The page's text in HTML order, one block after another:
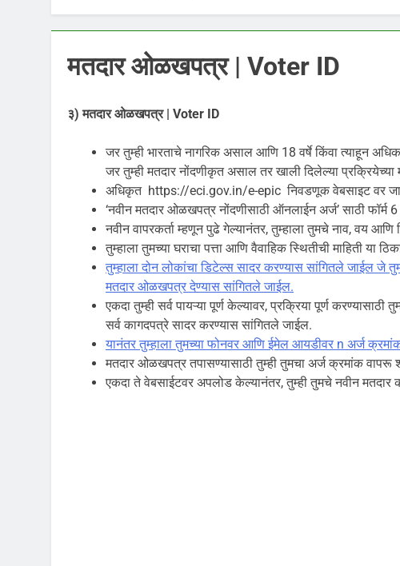
मतदार ओळखपत्र | Voter ID
३) मतदार ओळखपत्र | Voter ID
जर तुम्ही भारताचे नागरिक असाल आणि 18 वर्षे किंवा त्याहून
जर तुम्ही मतदार नोंदणीकृत असाल तर खाली दिलेल्या
अधिकृत https://eci.gov.in/e-epic निवडणूक वेबसाइट वर
‘नवीन मतदार ओळखपत्र नोंदणीसाठी ऑनलाईन अर्ज’ साठी फॉर्म
नवीन वापरकर्ता म्हणून पुढे गेल्यानंतर, तुम्हाला तुमचे नाव, वय आणि
तुम्हाला तुमच्या घराचा पत्ता आणि वैवाहिक स्थितीची माहिती या
तुम्हाला दोन लोकांचा डिटेल्स सादर करण्यास सांगितले जाईल जे
मतदार ओळखपत्र देण्यास सांगितले जाईल.
एकदा तुम्ही सर्व पायऱ्या पूर्ण केल्यावर, प्रक्रिया पूर्ण
सर्व कागदपत्रे सादर करण्यास सांगितले जाईल.
यानंतर तुम्हाला तुमच्या फोनवर आणि ईमेल आयडीवर n अर्ज
मतदार ओळखपत्र तपासण्यासाठी तुम्ही तुमचा अर्ज क्रमांक वापरू
एकदा ते वेबसाईटवर अपलोड केल्यानंतर, तुम्ही तुमचे नवीन मतदार